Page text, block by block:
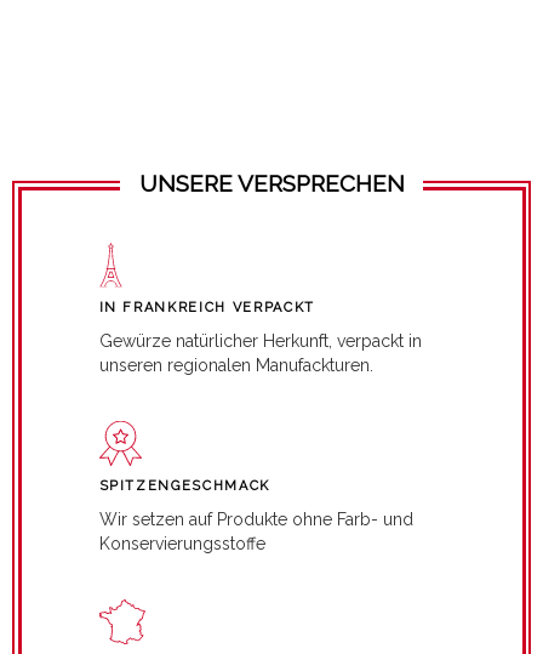
UNSERE VERSPRECHEN
IN FRANKREICH VERPACKT
Gewürze natürlicher Herkunft, verpackt in
unseren regionalen Manufackturen.
SPITZENGESCHMACK
Wir setzen auf Produkte ohne Farb- und
Konservierungsstoffe